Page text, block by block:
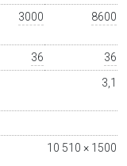
3000 8600
36
36
3,1
10 510 × 1500